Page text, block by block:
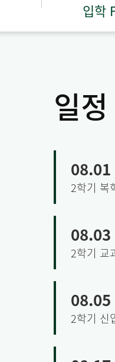
입학
일정
08.01
2학기 복
08.03
2학기 교
08.05
2학기 신